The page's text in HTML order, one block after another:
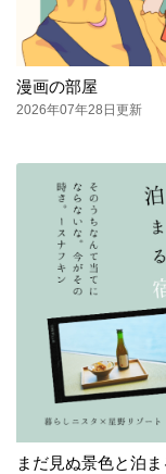
漫画の部屋
2026年07年28日更新
まだ見ぬ景色と泊ま